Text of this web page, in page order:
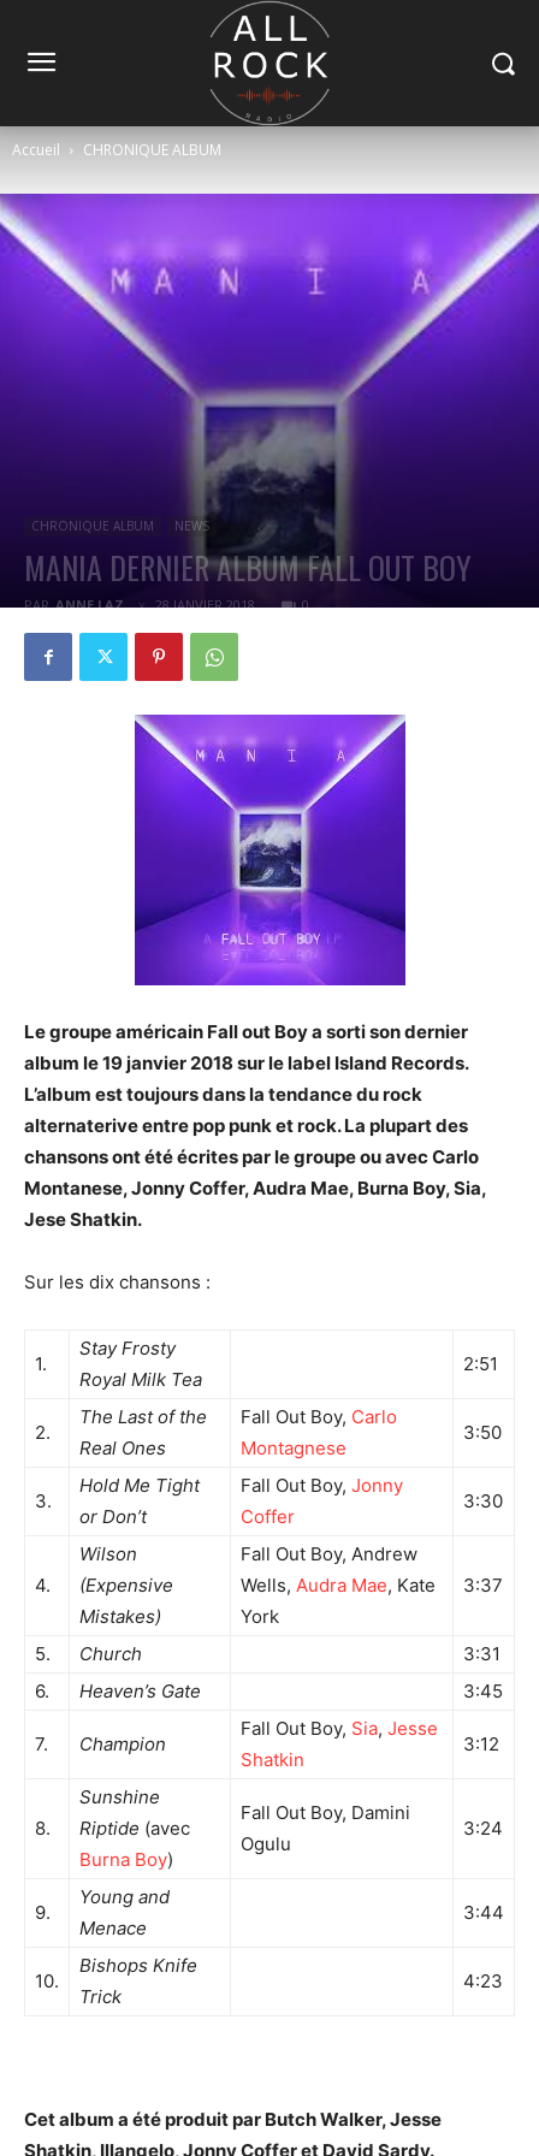
Accueil CHRONIQUE ALBUM
CHRONIQUE ALBUM NEWS
MANIA DERNIER ALBUM FALL OUT BOY
PAR ANNE LAZ 28 JANVIER 2018 0
Le groupe américain Fall out Boy a sorti son dernier
album le 19 janvier 2018 sur le label Island Records.
L’album est toujours dans la tendance du rock
alternaterive entre pop punk et rock. La plupart des
chansons ont été écrites par le groupe ou avec Carlo
Montanese, Jonny Coffer, Audra Mae, Burna Boy, Sia,
Jese Shatkin.
Sur les dix chansons :
1.
Stay Frosty
Royal Milk Tea
2:51
2.
The Last of the
Real Ones
Fall Out Boy, Carlo
Montagnese
3:50
3.
Hold Me Tight
or Don’t
Fall Out Boy, Jonny
Coffer
3:30
4.
Wilson
(Expensive
Mistakes)
Fall Out Boy, Andrew
Wells, Audra Mae, Kate
York
3:37
5. Church
3:31
6.
Heaven’s Gate 3:45
7. Champion
Fall Out Boy, Sia, Jesse
Shatkin
3:12
8.
Sunshine
Riptide (avec
Burna Boy)
Fall Out Boy, Damini
Ogulu
3:24
9.
Young and
Menace
3:44
10.
Bishops Knife
Trick
4:23
Cet album a été produit par Butch Walker, Jesse
Shatkin, Illangelo, Jonny Coffer et David Sardy.